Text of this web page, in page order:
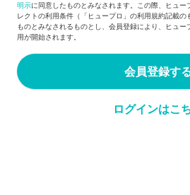
明示に同意したものとみなされます。この際、ヒュー
レクトの利用条件（「ヒュープロ」の利用規約記載
ものとみなされるものとし、会員登録により、ヒュ
用が開始されます。
会員登録す
ログインはこ